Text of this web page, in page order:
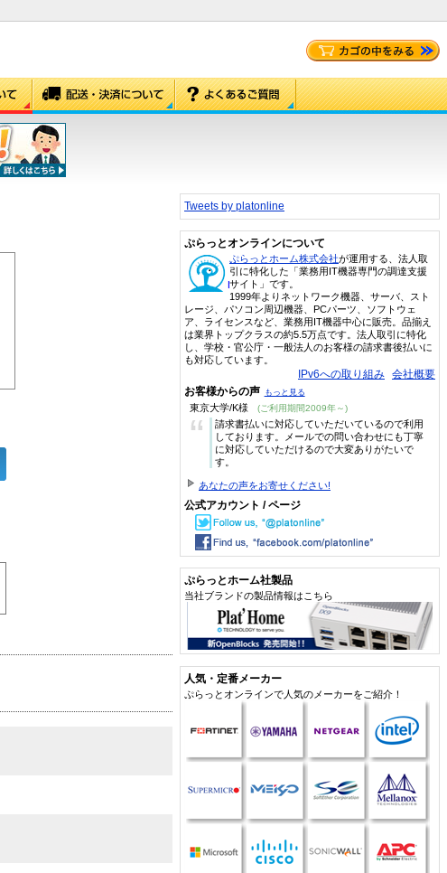
Tweets by platonline
ぷらっとオンラインについて
ぷらっとホーム株式会社が運用する、法人取
引に特化した「業務用IT機器専門の調達支援
サイト」です。
1999年よりネットワーク機器、サーバ、スト
レージ、パソコン周辺機器、PCパーツ、ソフトウェ
ア、ライセンスなど、業務用IT機器中心に販売。品揃え
は業界トップクラスの約5.5万点です。法人取引に特化
し、学校・官公庁・一般法人のお客様の請求書後払いに
も対応しています。
IPv6への取り組み 会社概要
お客様からの声 もっと見る
東京大学/K様 (ご利用期間2009年～)
“
請求書払いに対応していただいているので利用
しております。メールでの問い合わせにも丁寧
に対応していただけるので大変ありがたいで
す。
あなたの声をお寄せください!
公式アカウント / ページ
ぷらっとホーム社製品
当社ブランドの製品情報はこちら
人気・定番メーカー
ぷらっとオンラインで人気のメーカーをご紹介！